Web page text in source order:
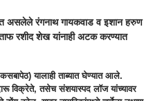
असलेले रंगनाथ गायकवाड व इशान हरुण
रशीद शेख यांनाही अटक करण्यात
यालाही ताब्यात घेण्यात आले.
विक्रेते, तसेच संशयास्पद लॉज यांच्यावर